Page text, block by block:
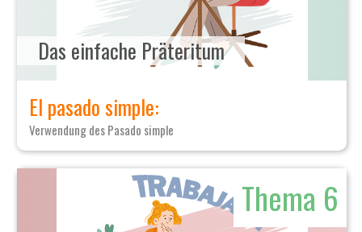
Das einfache Präteritum
El pasado simple:
Verwendung des Pasado simple
Thema 6